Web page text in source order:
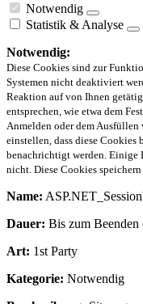
Notwendig
Statistik & Analyse
Notwendig:
Diese Cookies sind zur
Systemen nicht deaktiviert
Reaktion auf von Ihnen
entsprechen, wie etwa dem
Anmelden oder dem Ausfüllen
einstellen, dass diese Cookies
benachrichtigt werden. Einige
nicht. Diese Cookies
Name:
Dauer: Bis zum Beenden
Art: 1st Party
Kategorie: Notwendig